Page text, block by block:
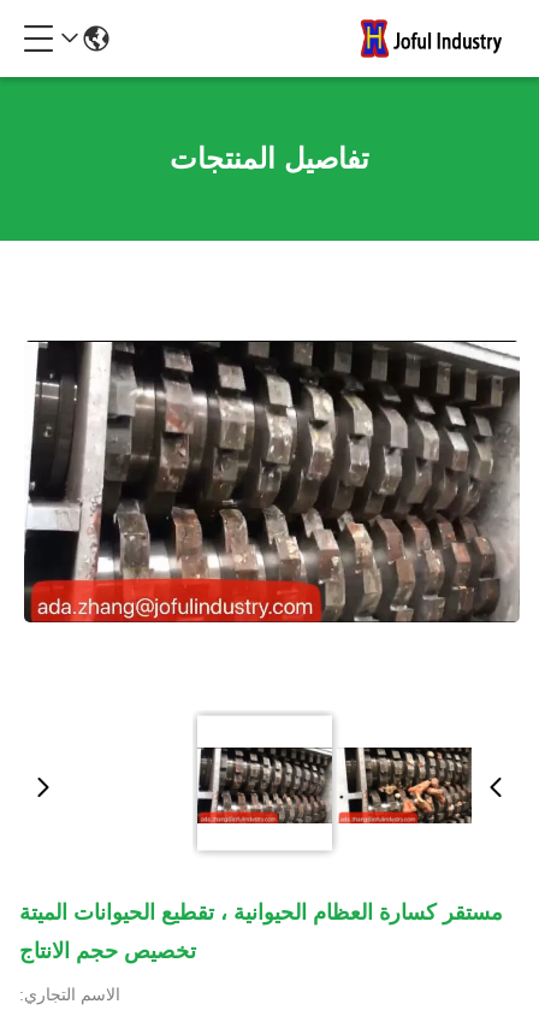
تفاصيل المنتجات
مستقر كسارة العظام الحيوانية ، تقطيع الحيوانات الميتة
تخصيص حجم الانتاج
الاسم التجاري: